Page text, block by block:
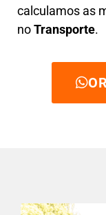
calculamos as
noTransporte.